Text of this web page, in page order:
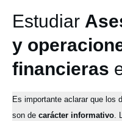
Estudiar
y
financieras
Es importante aclarar que los
son de carácter informativo.